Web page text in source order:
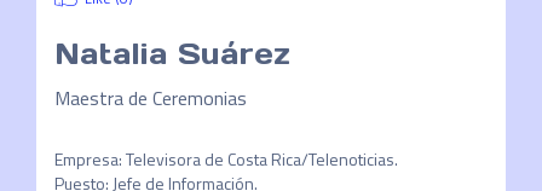
Natalia Suárez
Maestra de Ceremonias
Empresa: Televisora de Costa Rica/Telenoticias.
Puesto: Jefe de Información.